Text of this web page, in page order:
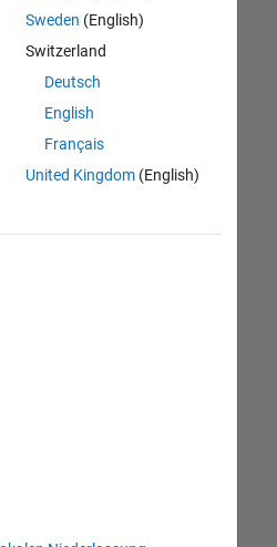
Sweden (English)
Switzerland
Deutsch
English
Français
United Kingdom(English)